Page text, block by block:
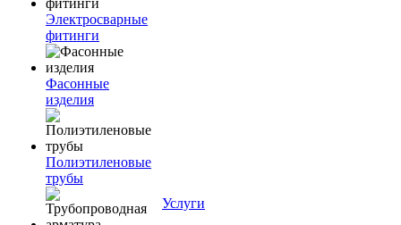
Электросварные
фитинги
Фасонные
изделия
Полиэтиленовые
трубы
Услуги